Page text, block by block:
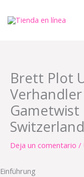
Brett Plot
Gametwist
Deja un comentario /
Einführung